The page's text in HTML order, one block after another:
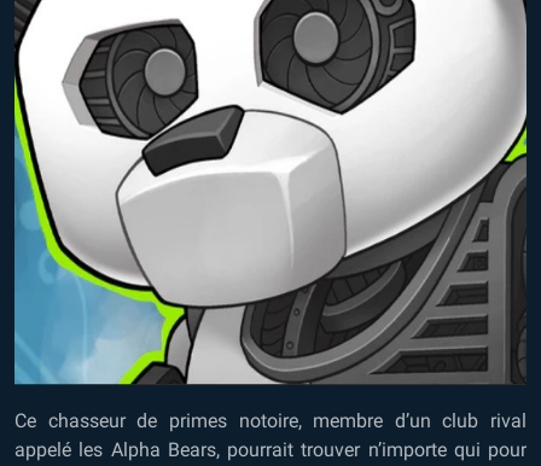
Ce chasseur de primes notoire, membre d’un club rival
appelé les Alpha Bears, pourrait trouver n’importe qui pour